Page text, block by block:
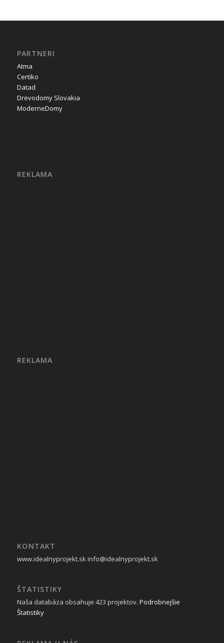
PARTNERI
Atma
Certiko
Datad
Drevodomy Slovakia
ModerneDomy
REKLAMA
REKLAMA
KONTAKT
www.idealnyprojekt.skinfo@idealnyprojekt.sk
ŠTATISTIKY
Naša databáza obsahuje 423 projektov. Podrobnejšie
Štatistiky